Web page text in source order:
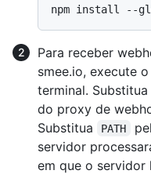
Para receber
smee.io, execute
terminal. Substitua
do proxy de
Substitua
PATH
servidor
em que o servidor